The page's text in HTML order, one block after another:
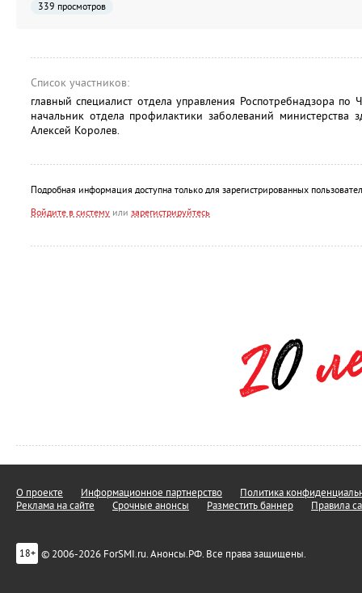
339 просмотров
Список участников:
главный специалист отдела управления Роспотребнадзора
начальник отдела профилактики заболеваний министерства
Алексей Королев.
Подробная информация доступна только для зарегистрированных
Войдите в систему или зарегистрируйтесь
О проекте Информационное партнерство
Политика
Реклама на сайте
Срочные анонсы Разместить баннер Правила
18+ © 2006-2026 ForSMI.ru. Анонсы.РФ. Все права защищены.